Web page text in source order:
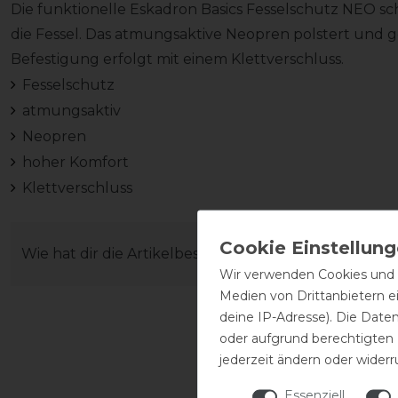
Die funktionelle Eskadron Basics Fesselschutz NEO
die Fessel. Das atmungsaktive Neopren polstert und
Befestigung erfolgt mit einem Klettverschluss.
Fesselschutz
atmungsaktiv
Neopren
hoher Komfort
Klettverschluss
Wie hat dir die Artikelbeschreibung gefallen?
Wir verwenden Cookies
Medien von Drittanbietern
deine IP-Adresse). Die
oder aufgrund berechtigten
jederzeit ändern oder
Essenziell